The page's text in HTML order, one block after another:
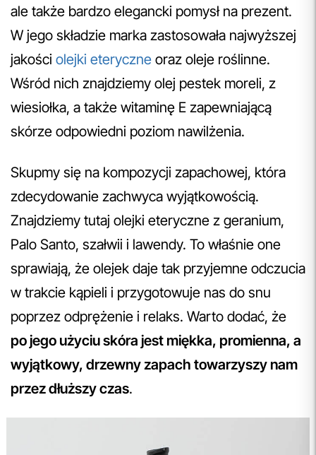
ale także bardzo elegancki pomysł na prezent.
W jego składzie marka zastosowała najwyższej
jakości olejki eteryczne oraz oleje roślinne.
Wśród nich znajdziemy olej pestek moreli, z
wiesiołka, a także witaminę E zapewniającą
skórze odpowiedni poziom nawilżenia.
Skupmy się na kompozycji zapachowej, która
zdecydowanie zachwyca wyjątkowością.
Znajdziemy tutaj olejki eteryczne z geranium,
Palo Santo, szałwii i lawendy. To właśnie one
sprawiają, że olejek daje tak przyjemne odczucia
w trakcie kąpieli i przygotowuje nas do snu
poprzez odprężenie i relaks. Warto dodać, że
po jego użyciu skóra jest miękka, promienna, a
wyjątkowy, drzewny zapach towarzyszy nam
przez dłuższy czas.